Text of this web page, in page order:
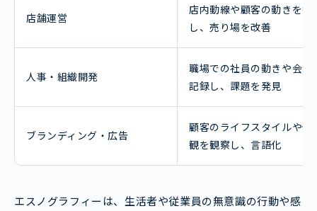
店舗運営
店内動線や顧客の動きを観
し、売り場を改善
人事・組織開発
職場での社員の動きや会話
記録し、課題を発見
ブランディング・広告
顧客のライフスタイルや価
観を観察し、言語化
エスノグラフィーは、生活者や従業員の無意識の行動や感